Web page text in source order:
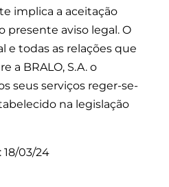
implica a aceitação
presente aviso legal. O
e todas as relações que
a BRALO, S.A. o
seus serviços reger-se-
na legislação
03/24